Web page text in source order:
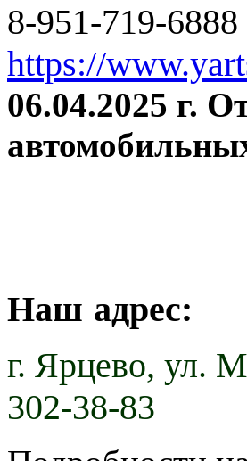
8-951-719-
https://
06.04.2025 г.
Наш адрес:
г. Ярцево, ул.
302-38-83